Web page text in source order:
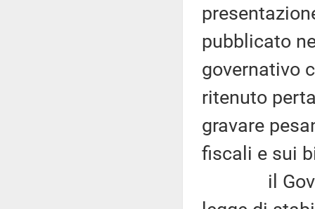
pubblicato
governativo
ritenuto
gravare
fiscali e sui
il